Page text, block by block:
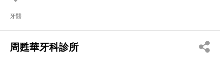
牙醫
周甦華牙科診所